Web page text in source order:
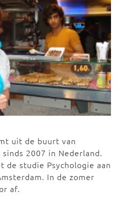
uit de buurt van
2007 in Nederland.
de studie Psychologie aan
In de zomer
af.